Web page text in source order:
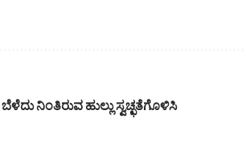
ನಿಂತಿರುವ ಹುಲ್ಲು ಸ್ವಚ್ಛತೆಗೊಳಿಸಿ